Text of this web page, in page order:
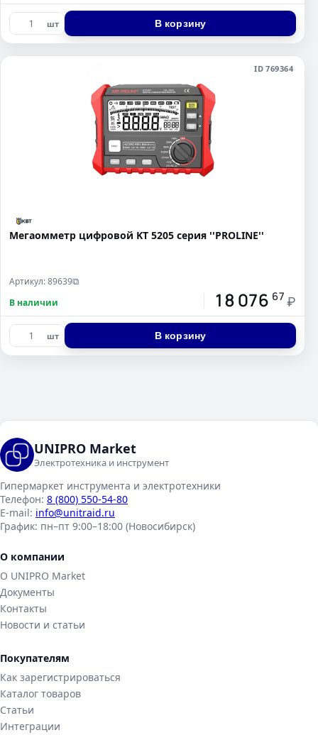
шт В корзину
ID 769364
Мегаомметр цифровой KT 5205 серия ''PROLINE''
Артикул: 89639⧉
В наличии 18 076 67 ₽
шт В корзину
UNIPRO Market
Электротехника и инструмент
Гипермаркет инструмента и электротехники
Телефон: 8 (800) 550-54-80
E-mail: info@unitraid.ru
График: пн–пт 9:00–18:00 (Новосибирск)
О компании
О UNIPRO Market
Документы
Контакты
Новости и статьи
Покупателям
Как зарегистрироваться
Каталог товаров
Статьи
Интеграции